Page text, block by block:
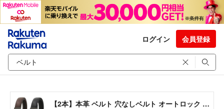
ログイン 会員登録
【2本】本革 ベルト 穴なしベルト オートロック 自動 メンズ 紳士 ビジネス